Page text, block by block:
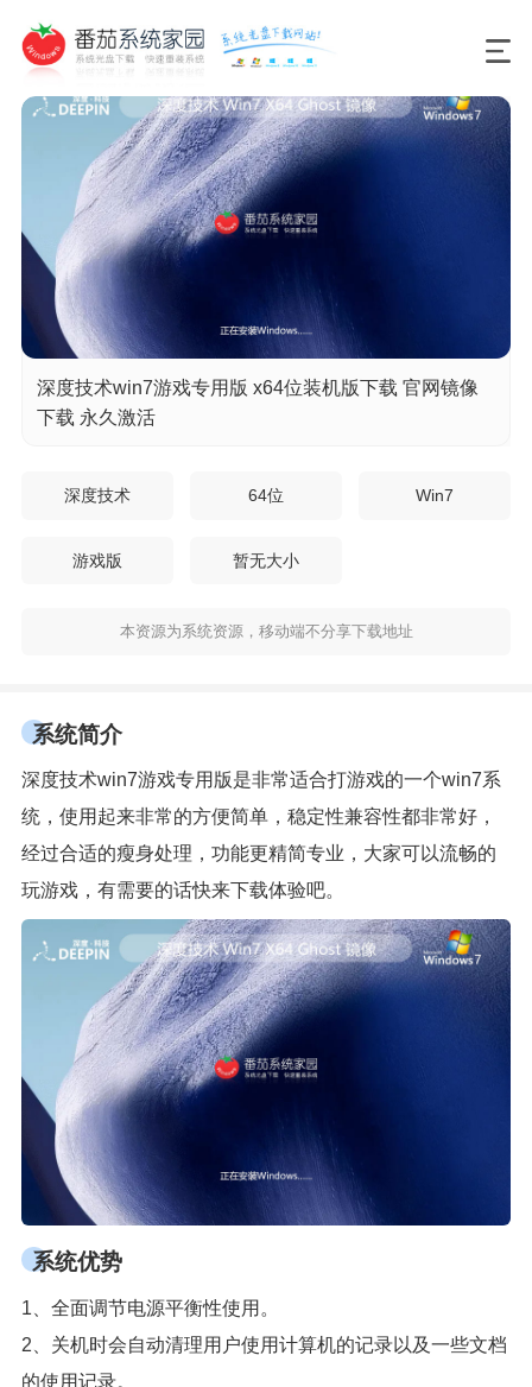
深度技术win7游戏专用版 x64位装机版下载 官网镜像
下载 永久激活
深度技术 64位 Win7
游戏版 暂无大小
本资源为系统资源，移动端不分享下载地址
系统简介
深度技术win7游戏专用版是非常适合打游戏的一个win7系
统，使用起来非常的方便简单，稳定性兼容性都非常好，
经过合适的瘦身处理，功能更精简专业，大家可以流畅的
玩游戏，有需要的话快来下载体验吧。
系统优势
1、全面调节电源平衡性使用。
2、关机时会自动清理用户使用计算机的记录以及一些文档
的使用记录。